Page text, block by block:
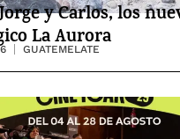
y Carlos, los
La Aurora
GUATEMELATE